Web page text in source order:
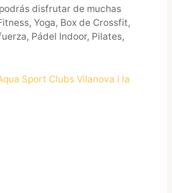
disfrutar de muchas
Yoga, Box de Crossfit,
Pádel Indoor, Pilates,
Sport Clubs Vilanova i la